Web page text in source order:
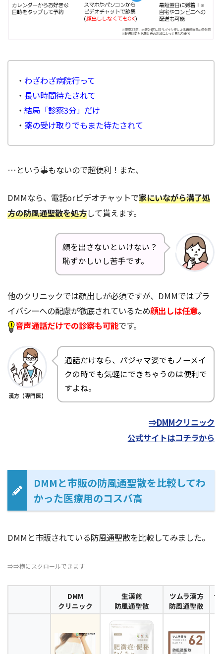
・ わざわざ病院行って
・ 長い時間待たされて
・結局「診察3分」だけ
・ 薬の受け取りでもまた待たされて
…という事もないので超便利！また、
DMMなら、電話orビデオチャットで家にいながら満了処
方の防風通聖散を処方して貰えます。
顔を出さないといけない？
恥ずかしいし苦手です。
他のクリニックでは顔出しが必須ですが、DMMではプラ
イバシーへの配慮が徹底されているため顔出しは任意。
音声通話だけでの診察も可能です。
漢方【専門医】
通話だけなら、パジャマ姿でもノーメイ
クの時でも気軽にできちゃうのは便利で
すよね。
⇒DMMクリニック
公式サイトはコチラから
DMMと市販の防風通聖散を比較してわ
かった医療用のコスパ高
DMMと市販されている防風通聖散を比較してみました。
⇒⇒横にスクロールできます
DMM
クリニック
生漢煎
防風通聖散
ツムラ漢方
防風通聖散